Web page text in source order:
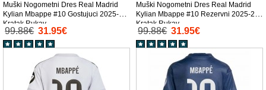
Muški Nogometni Dres Real Madrid
Kylian Mbappe #10 Gostujuci 2025-26
Kratak Rukav
99.88€ 31.95€
Muški Nogometni Dres Real Madrid
Kylian Mbappe #10 Rezervni 2025-26
Kratak Rukav
99.88€ 31.95€